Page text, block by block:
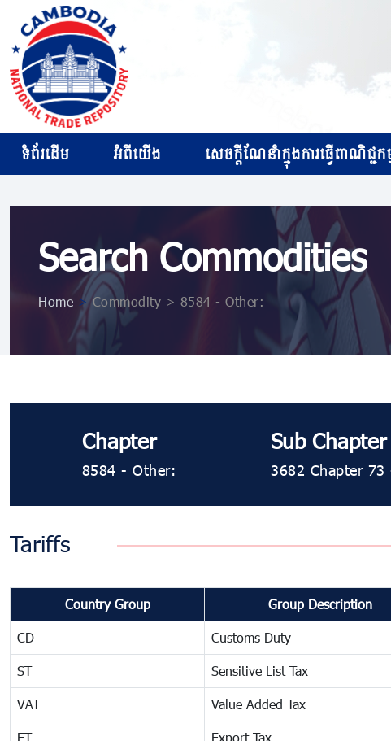
ទំព័រដើម អំពីយើង សេចក្ដីណែនាំក្នុងការធ្វើពាណិជ្ជកម្
Search Commodities
Home >Commodity > 8584 - Other:
Chapter
8584 - Other:
Sub Chapter
3682 Chapter
Tariffs
Country Group Group Description
CD Customs Duty
ST Sensitive List Tax
VAT Value Added Tax
ET Export Tax